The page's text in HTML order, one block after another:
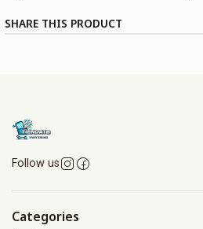
SHARE THIS PRODUCT
Follow us
Categories